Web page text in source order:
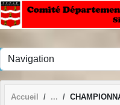
Accueil
Panneau de gestion des